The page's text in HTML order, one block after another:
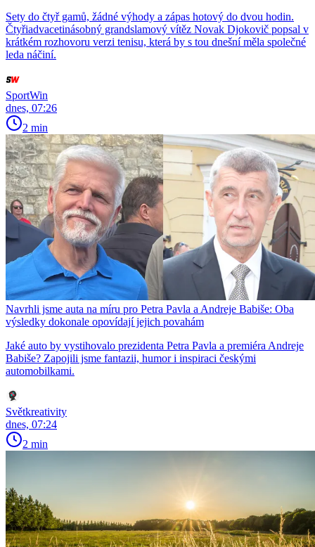
Sety do čtyř gamů, žádné výhody a zápas hotový do dvou hodin.
Čtyřiadvacetinásobný grandslamový vítěz Novak Djokovič popsal v
krátkém rozhovoru verzi tenisu, která by s tou dnešní měla společné
leda náčiní.
SportWin
dnes, 07:26
2 min
Navrhli jsme auta na míru pro Petra Pavla a Andreje Babiše: Oba
výsledky dokonale opovídají jejich povahám
Jaké auto by vystihovalo prezidenta Petra Pavla a premiéra Andreje
Babiše? Zapojili jsme fantazii, humor i inspiraci českými
automobilkami.
Světkreativity
dnes, 07:24
2 min